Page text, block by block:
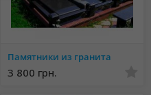
Памятники из гранита
3 800 грн.